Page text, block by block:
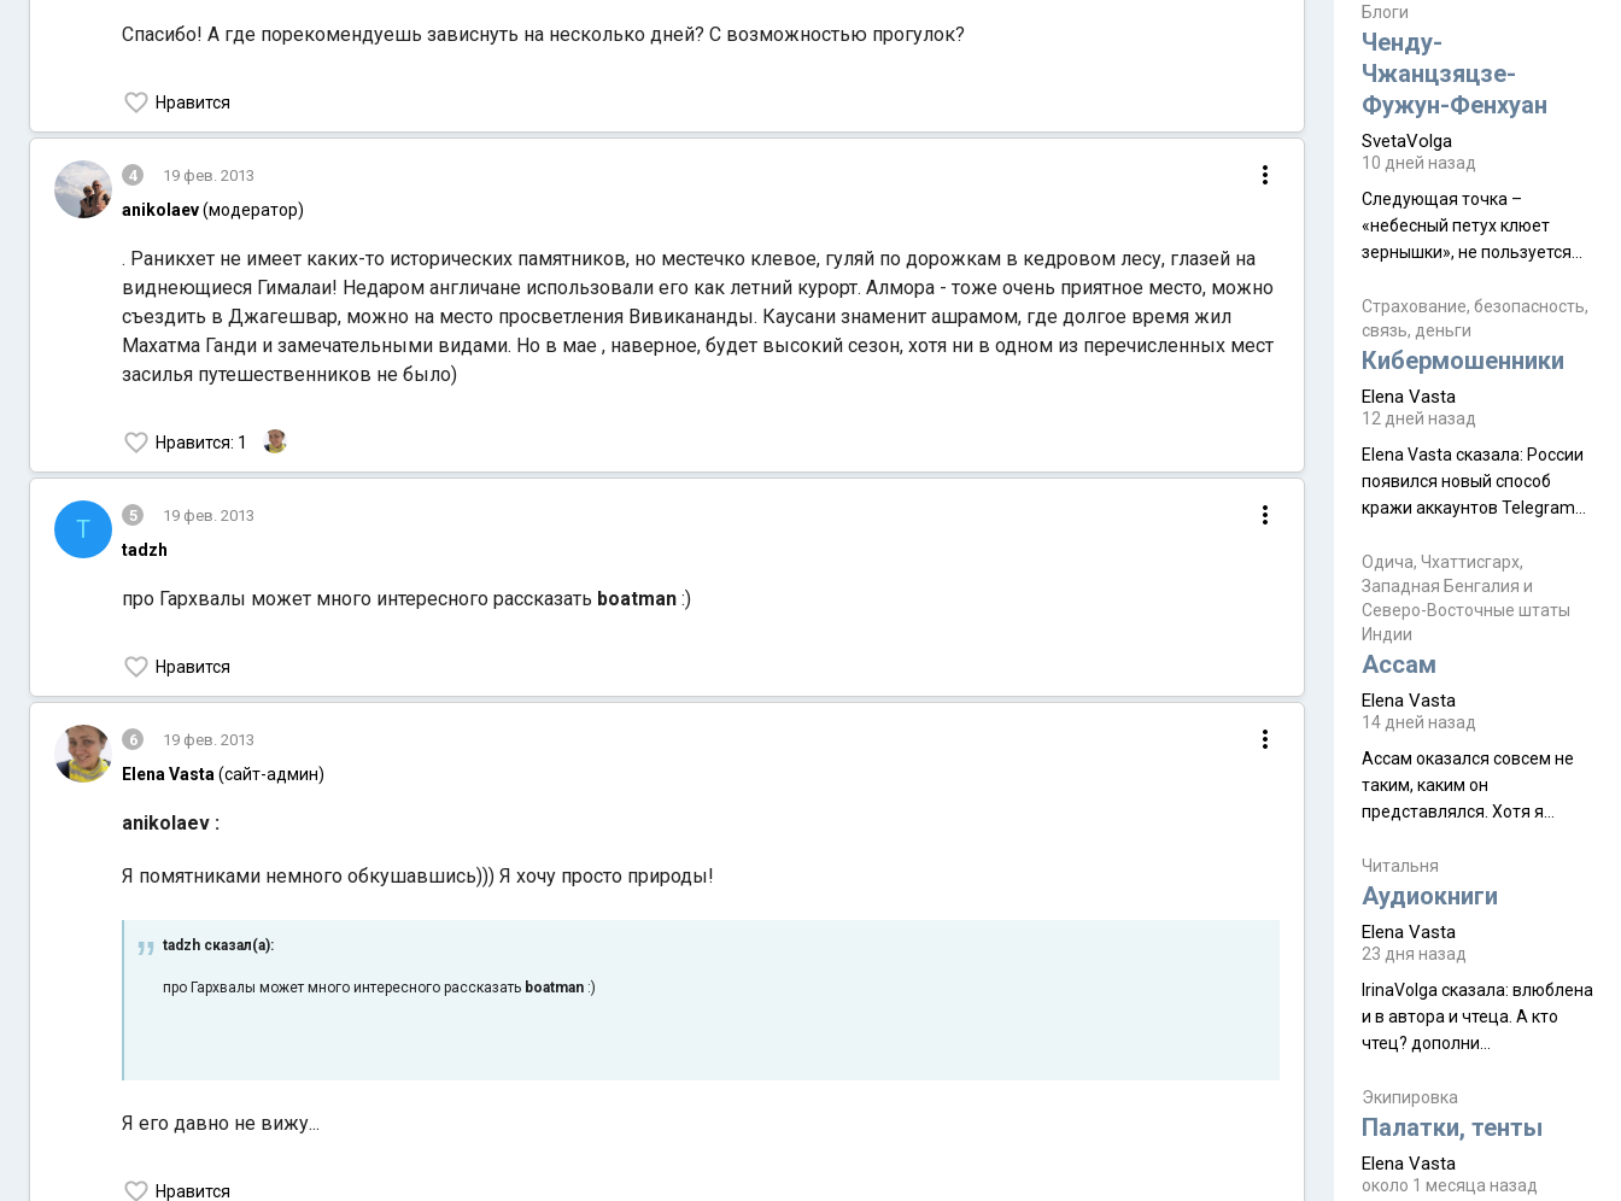
Спасибо! А где порекомендуешь зависнуть на несколько дней? С возможностью прогулок?
Нравится
4 19 фев. 2013
anikolaev(модератор)
. Раникхет не имеет каких-то исторических памятников, но местечко клевое, гуляй по дорожкам в кедровом лесу, глазей на
виднеющиеся Гималаи! Недаром англичане использовали его как летний курорт. Алмора - тоже очень приятное место, можно
съездить в Джагешвар, можно на место просветления Вивикананды. Каусани знаменит ашрамом, где долгое время жил
Махатма Ганди и замечательными видами. Но в мае , наверное, будет высокий сезон, хотя ни в одном из перечисленных мест
засилья путешественников не было)
Нравится: 1
T 5 19 фев. 2013
tadzh
про Гархвалы может много интересного рассказать boatman :)
Нравится
6 19 фев. 2013
Elena Vasta (сайт-админ)
anikolaev :
Я помятниками немного обкушавшись))) Я хочу просто природы!
tadzh сказал(а):
про Гархвалы может много интересного рассказать boatman :)
Я его давно не вижу...
Нравится
уже, как демобилизовались,
а продолжают встречаться
почти каждую неделю) и с
порога сообщил: "Эйтан
разводится!" Эйтан -
мальчик из религиозной
семьи, из тех, кого называют
"вязаные кипы". С 2022-го
Блоги
Ченду-
Чжанцзяцзе-
Фужун-Фенхуан
SvetaVolga
10 дней назад
Следующая точка –
«небесный петух клюет
зернышки», не пользуется
заслужено, и чтобы попасть
на начало тропы показали
водителю карту, иначе
Пошли туда, потому что я
отзывов. По мне – сплошная
физуха, долгий спуск, потом
подъем по этому же пути.
Пока
Страхование, безопасность,
связь, деньги
Кибермошенники
Elena Vasta
12 дней назад
Elena Vasta сказалa: России
появился новый способ
кражи аккаунтов Telegram
Прочитайте! У моих двух
знакомых вот так увели
аккаунты
Одича, Чхаттисгарх,
Западная Бенгалия и
Северо-Восточные штаты
Индии
Ассам
Elena Vasta
14 дней назад
Ассам оказался совсем не
таким, каким он
представлялся. Хотя я
краешек, но все же схватила
ауру штата, как-то он меня
природа, мягкие
такая как бы переходная
ступень между привычной
нам Индией и остальными
надеюсь увидеть.
Читальня
Аудиокниги
Elena Vasta
23 дня назад
IrinaVolga сказалa: влюблена
и в автора и чтеца. А кто
чтец? дополни
Экипировка
Палатки, тенты
Elena Vasta
около 1 месяца назад